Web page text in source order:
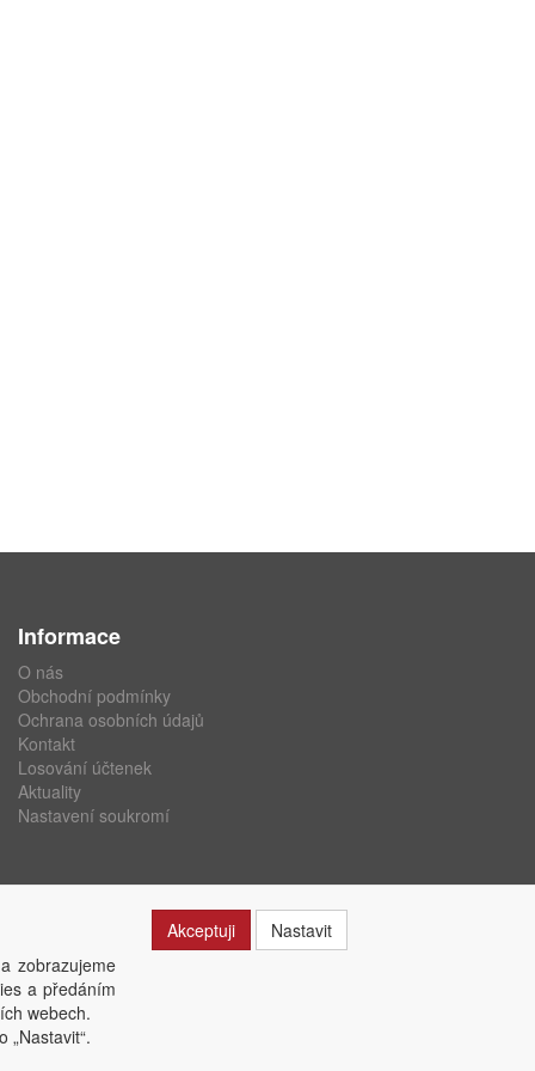
Informace
O nás
Obchodní podmínky
Ochrana osobních údajů
Kontakt
Losování účtenek
Aktuality
Nastavení soukromí
zobrazujeme
a předáním
webech.
Akceptuji Nastavit